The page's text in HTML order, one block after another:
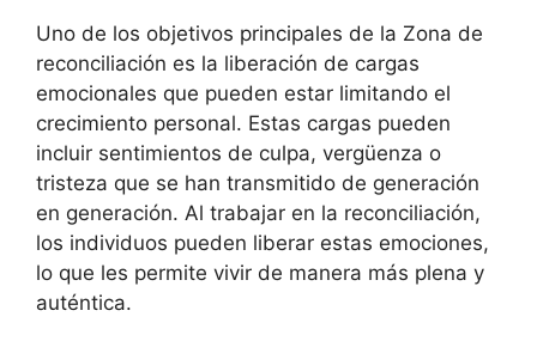
Uno de los objetivos principales de la Zona de
reconciliación es la liberación de cargas
emocionales que pueden estar limitando el
crecimiento personal. Estas cargas pueden
incluir sentimientos de culpa, vergüenza o
tristeza que se han transmitido de generación
en generación. Al trabajar en la reconciliación,
los individuos pueden liberar estas emociones,
lo que les permite vivir de manera más plena y
auténtica.